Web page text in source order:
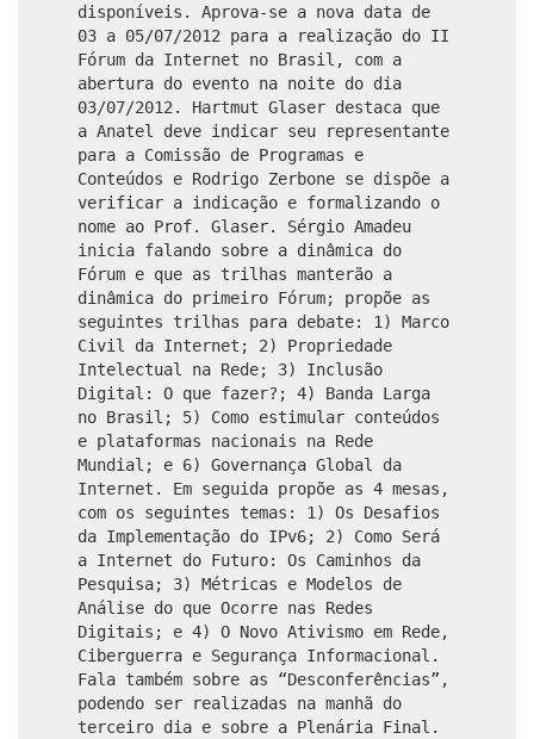
disponíveis. Aprova-se a nova data de
03 a 05/07/2012 para a realização do II
Fórum da Internet no Brasil, com a
abertura do evento na noite do dia
03/07/2012. Hartmut Glaser destaca que
a Anatel deve indicar seu representante
para a Comissão de Programas e
Conteúdos e Rodrigo Zerbone se dispõe a
verificar a indicação e formalizando o
nome ao Prof. Glaser. Sérgio Amadeu
inicia falando sobre a dinâmica do
Fórum e que as trilhas manterão a
dinâmica do primeiro Fórum; propõe as
seguintes trilhas para debate: 1) Marco
Civil da Internet; 2) Propriedade
Intelectual na Rede; 3) Inclusão
Digital: O que fazer?; 4) Banda Larga
no Brasil; 5) Como estimular conteúdos
e plataformas nacionais na Rede
Mundial; e 6) Governança Global da
Internet. Em seguida propõe as 4 mesas,
com os seguintes temas: 1) Os Desafios
da Implementação do IPv6; 2) Como Será
a Internet do Futuro: Os Caminhos da
Pesquisa; 3) Métricas e Modelos de
Análise do que Ocorre nas Redes
Digitais; e 4) O Novo Ativismo em Rede,
Ciberguerra e Segurança Informacional.
Fala também sobre as “Desconferências”,
podendo ser realizadas na manhã do
terceiro dia e sobre a Plenária Final.